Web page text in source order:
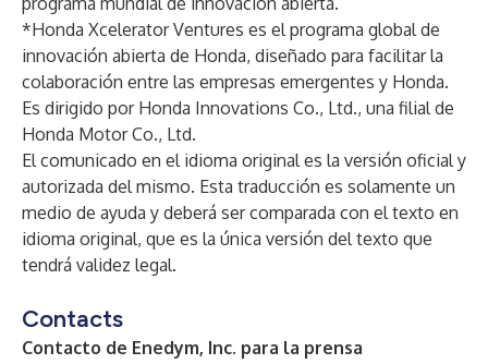
*Honda Xcelerator Ventures es el programa global de
innovación abierta de Honda, diseñado para facilitar la
colaboración entre las empresas emergentes y Honda.
Es dirigido por Honda Innovations Co., Ltd., una filial de
Honda Motor Co., Ltd.
El comunicado en el idioma original es la versión oficial y
autorizada del mismo. Esta traducción es solamente un
medio de ayuda y deberá ser comparada con el texto en
idioma original, que es la única versión del texto que
tendrá validez legal.
Contacts
Contacto de Enedym, Inc. para la prensa